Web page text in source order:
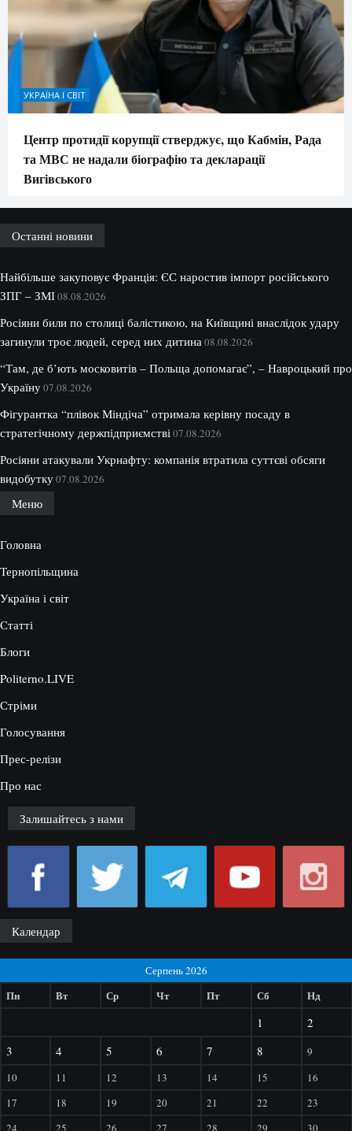
УКРАЇНА І СВІТ
Центр протидії корупції стверджує, що Кабмін, Рада
та МВС не надали біографію та декларації
Вигівського
Останні новини
Найбільше закуповує Франція: ЄС наростив імпорт російського
ЗПГ – ЗМІ08.08.2026
Росіяни били по столиці балістикою, на Київщині внаслідок удару
загинули троє людей, серед них дитина 08.08.2026
“Там, де б’ють московитів – Польща допомагає”, – Навроцький про
Україну07.08.2026
Фігурантка “плівок Міндіча” отримала керівну посаду в
стратегічному держпідприємстві 07.08.2026
Росіяни атакували Укрнафту: компанія втратила суттєві обсяги
видобутку07.08.2026
Меню
Головна
Тернопільщина
Україна і світ
Статті
Блоги
Politerno.LIVE
Стріми
Голосування
Прес-релізи
Про нас
Залишайтесь з нами
Календар
Серпень 2026
Пн Вт Ср Чт Пт Сб Нд
1
2
3
4 5 6 7 8
9
10
11 12 13 14 15
16
17
18 19 20 21 22
23
24
25 26 27 28 29 30